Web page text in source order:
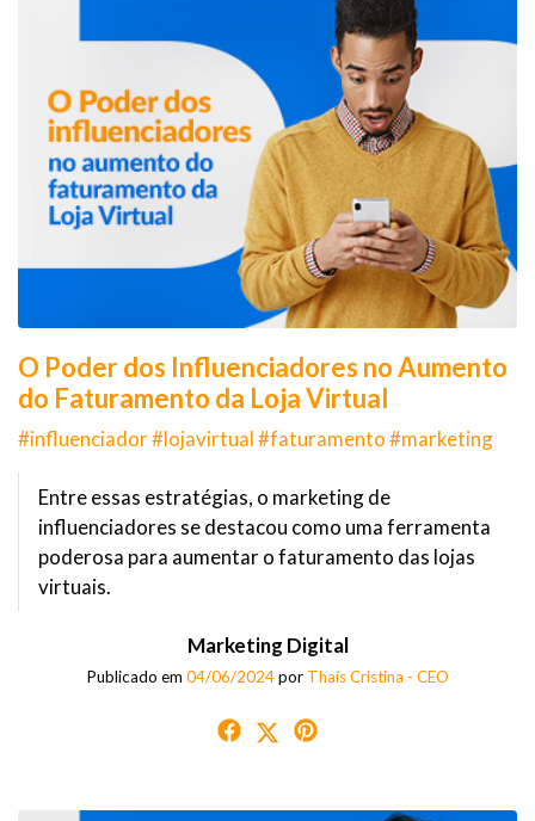
O Poder dos Influenciadores no Aumento
do Faturamento da Loja Virtual
#influenciador #lojavirtual #faturamento #marketing
Entre essas estratégias, o marketing de
influenciadores se destacou como uma ferramenta
poderosa para aumentar o faturamento das lojas
virtuais.
Marketing Digital
Publicado em 04/06/2024por Thaís Cristina - CEO